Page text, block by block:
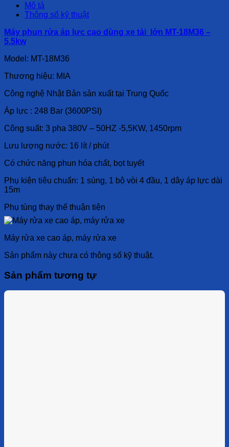
Mô tả
Thông số kỹ thuật
Máy phun rửa áp lực cao dùng xe tải lớn MT-18M36 –
5.5kw
Model: MT-18M36
Thương hiệu: MIA
Công nghệ Nhật Bản sản xuất tại Trung Quốc
Áp lực : 248 Bar (3600PSI)
Công suất: 3 pha 380V – 50HZ -5,5KW, 1450rpm
Lưu lượng nước: 16 lít / phút
Có chức năng phun hóa chất, bọt tuyết
Phụ kiện tiêu chuẩn: 1 súng, 1 bộ vòi 4 đầu, 1 dây áp lực dài
15m
Phụ tùng thay thế thuận tiện
Máy rửa xe cao áp, máy rửa xe
Sản phẩm này chưa có thông số kỹ thuật.
Sản phẩm tương tự